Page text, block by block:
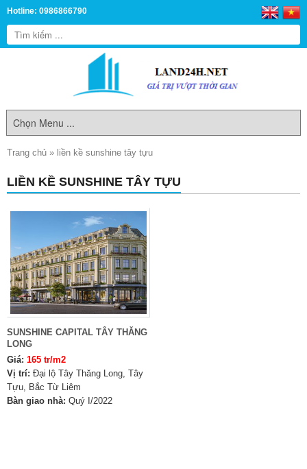
Hotline: 0986866790
Trang chủ » liền kề sunshine tây tựu
LIỀN KỀ SUNSHINE TÂY TỰU
SUNSHINE CAPITAL TÂY THĂNG
LONG
Giá: 165 tr/m2
Vị trí: Đại lộ Tây Thăng Long, Tây
Tựu, Bắc Từ Liêm
Bàn giao nhà: Quý I/2022